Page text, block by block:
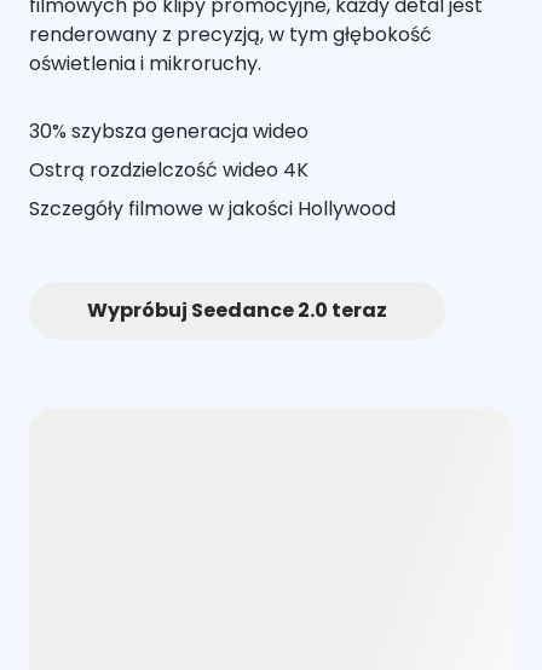
renderowany z precyzją, w tym głębokość
oświetlenia i mikroruchy.
30% szybsza generacja wideo
Ostrą rozdzielczość wideo 4K
Szczegóły filmowe w jakości Hollywood
Wypróbuj Seedance 2.0 teraz